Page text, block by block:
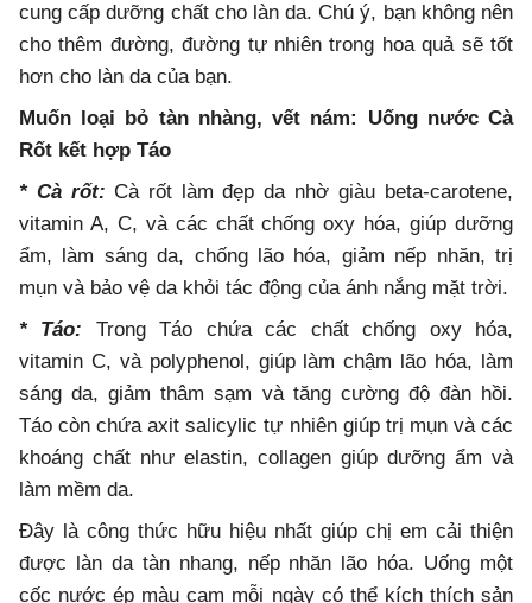
cung cấp dưỡng chất cho làn da. Chú ý, bạn không nên
cho thêm đường, đường tự nhiên trong hoa quả sẽ tốt
hơn cho làn da của bạn.
Muốn loại bỏ tàn nhàng, vết nám: Uống nước Cà
Rốt kết hợp Táo
* Cà rốt: Cà rốt làm đẹp da nhờ giàu beta-carotene,
vitamin A, C, và các chất chống oxy hóa, giúp dưỡng
ẩm, làm sáng da, chống lão hóa, giảm nếp nhăn, trị
mụn và bảo vệ da khỏi tác động của ánh nắng mặt trời.
* Táo: Trong Táo chứa các chất chống oxy hóa,
vitamin C, và polyphenol, giúp làm chậm lão hóa, làm
sáng da, giảm thâm sạm và tăng cường độ đàn hồi.
Táo còn chứa axit salicylic tự nhiên giúp trị mụn và các
khoáng chất như elastin, collagen giúp dưỡng ẩm và
làm mềm da.
Đây là công thức hữu hiệu nhất giúp chị em cải thiện
được làn da tàn nhang, nếp nhăn lão hóa. Uống một
cốc nước ép màu cam mỗi ngày có thể kích thích sản